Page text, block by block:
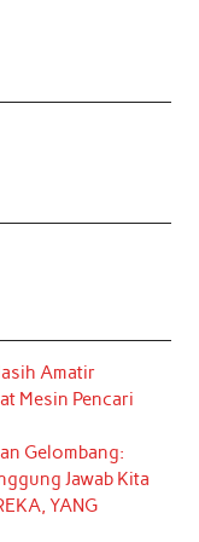
Amatir
Mesin Pencari
Gelombang:
Jawab Kita
YANG